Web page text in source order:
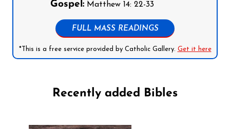
Gospel: Matthew 14: 22-33
FULL MASS READINGS
*This is a free service provided by Catholic Gallery. Get it here
Recently added Bibles